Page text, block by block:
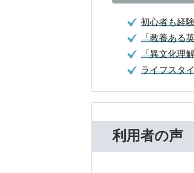
初心者も経
「教養ある
「異文化理
ライフスタ
利用者の声